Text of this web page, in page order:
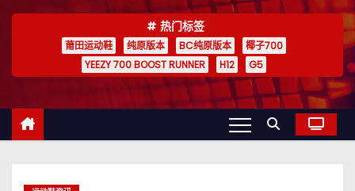
热门标签
莆田运动鞋 纯原版本 BC纯原版本
椰子700
YEEZY 700 BOOST RUNNER
H12 G5